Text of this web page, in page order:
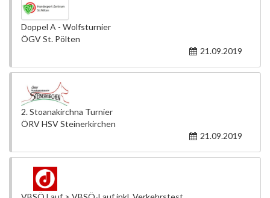
Doppel A - Wolfsturnier
ÖGV St. Pölten
21.09.2019
2. Stoanakirchna Turnier
ÖRV HSV Steinerkirchen
21.09.2019